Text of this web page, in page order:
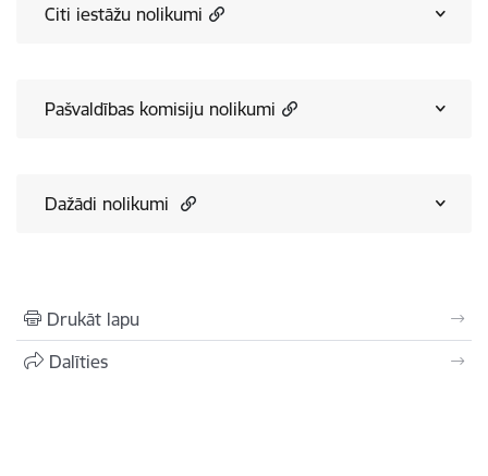
Citi iestāžu nolikumi
Pašvaldības komisiju nolikumi
Dažādi nolikumi
Drukāt lapu
Dalīties